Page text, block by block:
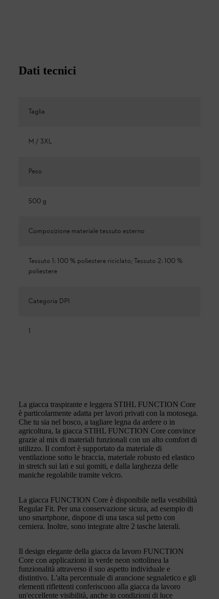
Dati tecnici
Taglia
M / 3XL
Peso
500 g
Composizione materiale tessuto esterno
Tessuto 1: 100 % poliestere riciclato; Tessuto 2: 100 %
poliestere
Categoria DPI
1
La giacca traspirante e leggera STIHL FUNCTION Core
è particolarmente adatta per lavori privati con la motosega.
Che tu sia nel bosco, a tagliare legna da ardere o in
agricoltura, la giacca STIHL FUNCTION Core convince
grazie al mix di materiali funzionali con un alto comfort di
utilizzo. Il comfort è supportato da materiale di
ventilazione sotto le braccia, materiale robusto ed elastico
in stretch sui lati e sui gomiti, e dalla larghezza delle
maniche regolabile tramite velcro.
La giacca FUNCTION Core è disponibile nella vestibilità
Regular Fit. Per una conservazione sicura, ad esempio di
uno smartphone, dispone di una tasca sul petto con
cerniera. Inoltre, sono integrate altre 2 tasche laterali.
Il design elegante della giacca da lavoro FUNCTION
Core con applicazioni in verde neon sottolinea la
funzionalità attraverso il suo aspetto individuale e
distintivo. L'alta percentuale di arancione segnaletico e gli
elementi riflettenti conferiscono alla giacca da lavoro
un'eccellente visibilità, anche in condizioni di luce